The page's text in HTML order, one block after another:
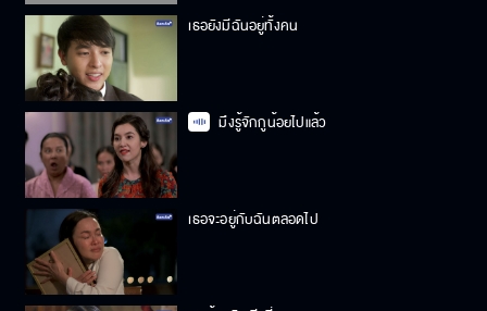
เธอยังมีฉันอยู่ทั้งคน
มึงรู้จักกูน้อยไปแล้ว
เธอจะอยู่กับฉันตลอดไป